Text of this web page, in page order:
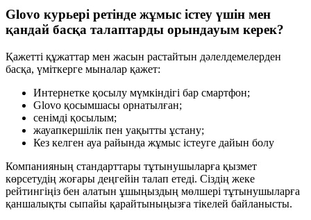
Glovo курьері ретінде жұмыс істеу үшін мен
қандай басқа талаптарды орындауым керек?
Қажетті құжаттар мен жасын растайтын дәлелдемелерден
басқа, үміткерге мыналар қажет:
Интернетке қосылу мүмкіндігі бар смартфон;
Glovo қосымшасы орнатылған;
сенімді қосылым;
жауапкершілік пен уақытты ұстану;
Кез келген ауа райында жұмыс істеуге дайын болу
Компанияның стандарттары тұтынушыларға қызмет
көрсетудің жоғары деңгейін талап етеді. Сіздің жеке
рейтингіңіз бен алатын ұшыңыздың мөлшері тұтынушыларға
қаншалықты сыпайы қарайтыныңызға тікелей байланысты.